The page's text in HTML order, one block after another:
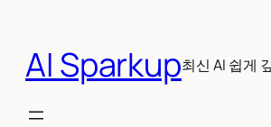
AI Sparkup최신 AI 쉽게